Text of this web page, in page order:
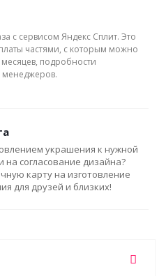
с сервисом Яндекс Сплит. Это
частями, с которым можно
месяцев, подробности
украшения к нужной
на согласование дизайна?
карту на изготовление
для друзей и близких!